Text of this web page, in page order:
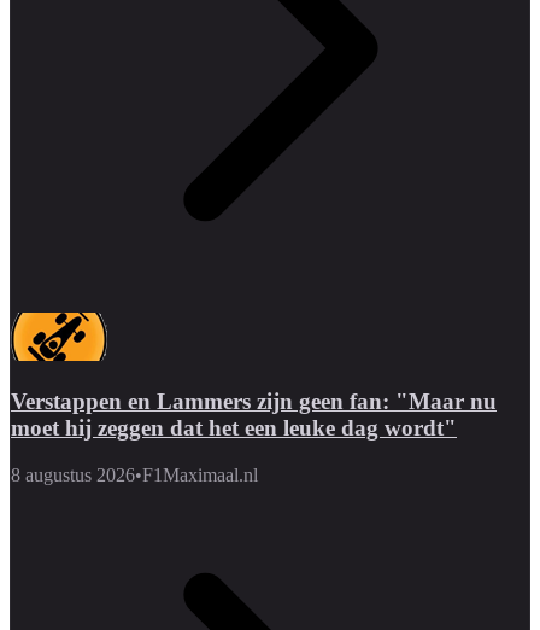
Verstappen en Lammers zijn geen fan: "Maar nu
moet hij zeggen dat het een leuke dag wordt"
8 augustus 2026•F1Maximaal.nl